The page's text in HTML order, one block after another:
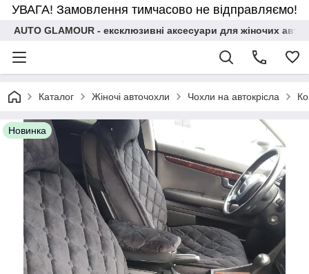
УВАГА! Замовлення тимчасово не відправляємо!
AUTO GLAMOUR - ексклюзивні аксесуари для жіночих
Каталог Жіночі авточохли Чохли на автокрісла
Новинка